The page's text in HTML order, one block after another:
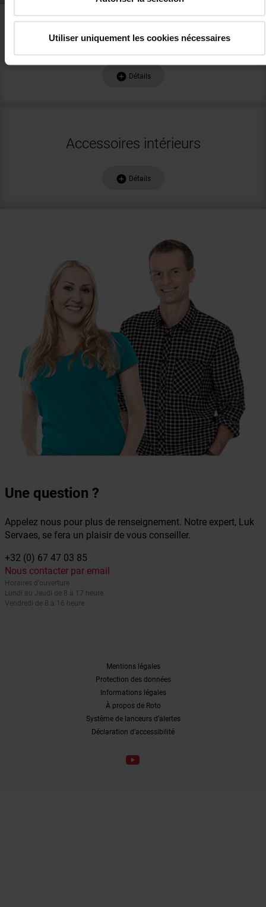
Utiliser uniquement les cookies nécessaires
Accessoires extérieurs
add_circle Détails
Accessoires intérieurs
add_circle Détails
Une question ?
Appelez nous pour plus de renseignement. Notre expert, Luk
Servaes, se fera un plaisir de vous conseiller.
+32 (0) 67 47 03 85
Nous contacter par email
Horaires d'ouverture
Lundi au Jeudi de 8 à 17 heure
Vendredi de 8 à 16 heure
Mentions légales
Protection des données
Informations légales
À propos de Roto
Système de lanceurs d’alertes
Déclaration d’accessibilité